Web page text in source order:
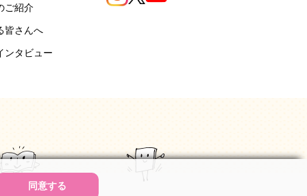
ご紹介
皆さんへ
ンタビュー
同意する